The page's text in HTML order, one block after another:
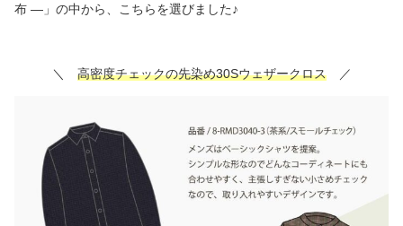
布 ―」の中から、こちらを選びました♪
＼ 高密度チェックの先染め30Sウェザークロス／